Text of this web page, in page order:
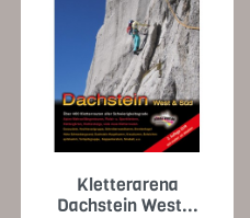
Kletterarena
Dachstein West...